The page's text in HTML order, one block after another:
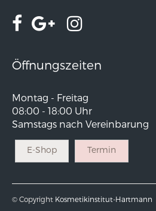
Öffnungszeiten
Montag - Freitag
08:00 - 18:00 Uhr
Samstags nach Vereinbarung
E-Shop Termin
© Copyright Kosmetikinstitut-Hartmann